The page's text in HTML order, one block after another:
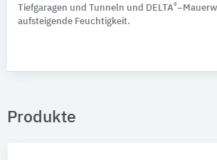
Tiefgaragen und Tunneln und DELTA®
aufsteigende Feuchtigkeit.
Produkte